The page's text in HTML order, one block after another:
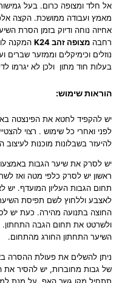
אל חלד ומצופה כרום. בעל
אחיזה נוחה ודיוק בזמן הסרת
רחבה מצופה זהב K24
המקנה
נוזלים וכימיקלים וממזער שברים
בעלות חוד מתון ולכן לא יגרמו
הוראות שימוש:
יש להקפיד לחטא את הפינצטה
לפני ואחרי כל שימוש . רצוי
להיעזר בשבלונות מוכנות לעיצוב
יש לסרק את שיער הגבות
ראשון יש לסרק כלפי מטה ואז
תחום הגבות העליון המועדף. יש
לאצבע וללחוץ לשם תפיסת
החוצה בתנועה מהירה. כעת יש
ולשרטט את תחום הגבה התחתון.
השיער התחתון החורג מהתחום.
ניתן להשלים את פעולת ההסרה
של גבות מחוברות, יש להסיר את